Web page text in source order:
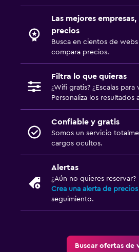
Las mejores
precios
Busca en cientos de
compara precios.
Filtra lo que quieras
¿Wifi gratis? ¿Escalas
Personaliza los resultados
Confiable y gratis
Somos un servicio
cargos ocultos.
Alertas
¿Aún no quieres reservar?
Crea una alerta de precios
seguimiento.
Buscar ofertas de